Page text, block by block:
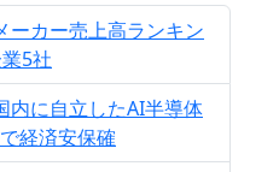
ーカー売上高ランキン
5社
内に自立したAI半導体
経済安保確